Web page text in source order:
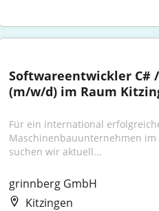
Softwareentwickler C# /
(m/w/d) im Raum
Für ein international
Maschinenbauunternehmen im
suchen wir aktuell...
grinnberg GmbH
Kitzingen